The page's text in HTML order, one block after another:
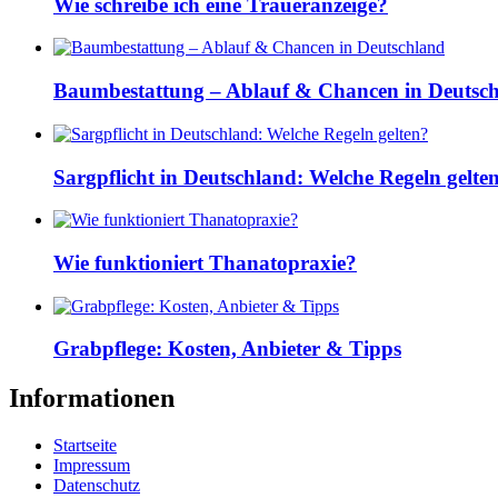
Baumbestattung – Ablauf & Chancen in
Sargpflicht in Deutschland: Welche Regeln
Wie funktioniert Thanatopraxie?
Grabpflege: Kosten, Anbieter & Tipps
Informationen
Startseite
Impressum
Datenschutz